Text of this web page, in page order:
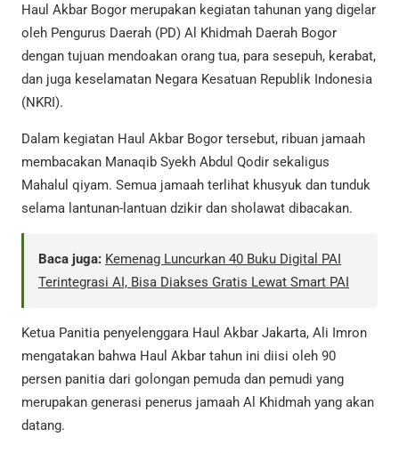
Haul Akbar Bogor merupakan kegiatan tahunan yang digelar
oleh Pengurus Daerah (PD) Al Khidmah Daerah Bogor
dengan tujuan mendoakan orang tua, para sesepuh, kerabat,
dan juga keselamatan Negara Kesatuan Republik Indonesia
(NKRI).
Dalam kegiatan Haul Akbar Bogor tersebut, ribuan jamaah
membacakan Manaqib Syekh Abdul Qodir sekaligus
Mahalul qiyam. Semua jamaah terlihat khusyuk dan tunduk
selama lantunan-lantuan dzikir dan sholawat dibacakan.
Baca juga: Kemenag Luncurkan 40 Buku Digital PAI
Terintegrasi AI, Bisa Diakses Gratis Lewat Smart PAI
Ketua Panitia penyelenggara Haul Akbar Jakarta, Ali Imron
mengatakan bahwa Haul Akbar tahun ini diisi oleh 90
persen panitia dari golongan pemuda dan pemudi yang
merupakan generasi penerus jamaah Al Khidmah yang akan
datang.